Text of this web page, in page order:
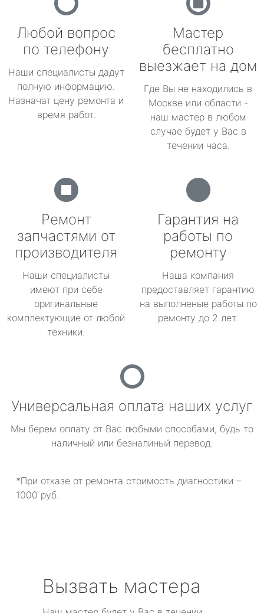
Любой вопрос
по телефону
Наши специалисты дадут
полную информацию.
Назначат цену ремонта и
время работ.
Мастер
бесплатно
выезжает на дом
Где Вы не находились в
Москве или области -
наш мастер в любом
случае будет у Вас в
течении часа.
Ремонт
запчастями от
производителя
Наши специалисты
имеют при себе
оригинальные
комплектующие от любой
техники.
Гарантия на
работы по
ремонту
Наша компания
предоставляет гарантию
на выполненые работы по
ремонту до 2 лет.
Универсальная оплата наших услуг
Мы берем оплату от Вас любыми способами, будь то
наличный или безналиный перевод.
*При отказе от ремонта стоимость диагностики –
1000 руб.
Вызвать мастера